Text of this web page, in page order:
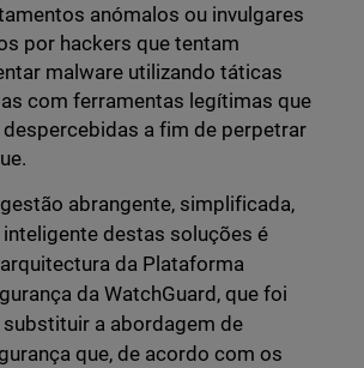
anómalos ou invulgares
por hackers que tentam
malware utilizando táticas
com ferramentas legítimas que
a fim de perpetrar
abrangente, simplificada,
destas soluções é
da Plataforma
da WatchGuard, que foi
a abordagem de
que, de acordo com os